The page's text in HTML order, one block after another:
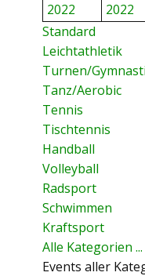
2022
2022
Standard
Leichtathletik
Turnen/
Tanz/Aerobic
Tennis
Tischtennis
Handball
Volleyball
Radsport
Schwimmen
Kraftsport
Alle Kategorien ...
Events aller